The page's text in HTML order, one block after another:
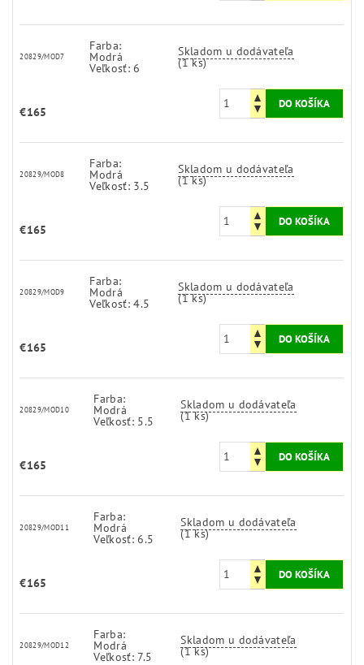
20829/MOD7
Farba:
Modrá
Veľkosť: 6
Skladom u dodávateľa
(1 ks)
€165
20829/MOD8
Farba:
Modrá
Veľkosť: 3.5
Skladom u dodávateľa
(1 ks)
€165
20829/MOD9
Farba:
Modrá
Veľkosť: 4.5
Skladom u dodávateľa
(1 ks)
€165
20829/MOD10
Farba:
Modrá
Veľkosť: 5.5
Skladom u dodávateľa
(1 ks)
€165
20829/MOD11
Farba:
Modrá
Veľkosť: 6.5
Skladom u dodávateľa
(1 ks)
€165
20829/MOD12
Farba:
Modrá
Veľkosť: 7.5
Skladom u dodávateľa
(1 ks)